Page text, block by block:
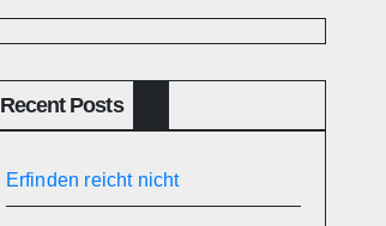
Recent Posts
Erfinden reicht nicht